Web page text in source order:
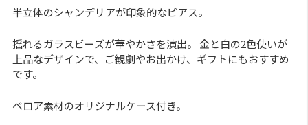
半立体のシャンデリアが印象的なピアス。
揺れるガラスビーズが華やかさを演出。 金と白の2色使いが
上品なデザインで、ご観劇やお出かけ、ギフトにもおすすめ
です。
ベロア素材のオリジナルケース付き。